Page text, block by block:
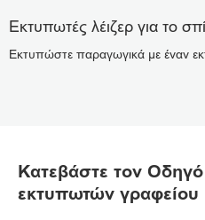
Εκτυπωτές λέιζερ για το
Εκτυπώστε παραγωγικά με έναν
Κατεβάστε τον Οδηγό
εκτυπωτών γραφείου